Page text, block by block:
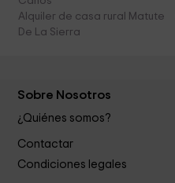
Alquiler de casa rural Matute
De La Sierra
Sobre Nosotros
¿Quiénes somos?
Contactar
Condiciones legales